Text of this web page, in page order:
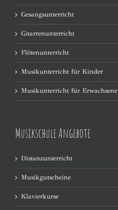
Gesangsunterricht
Gitarrenunterricht
Flötenunterricht
Musikunterricht für Kinder
Musikunterricht für Erwachsene
Musikschule Angebote
Distanzunterricht
Musikgutscheine
Klavierkurse